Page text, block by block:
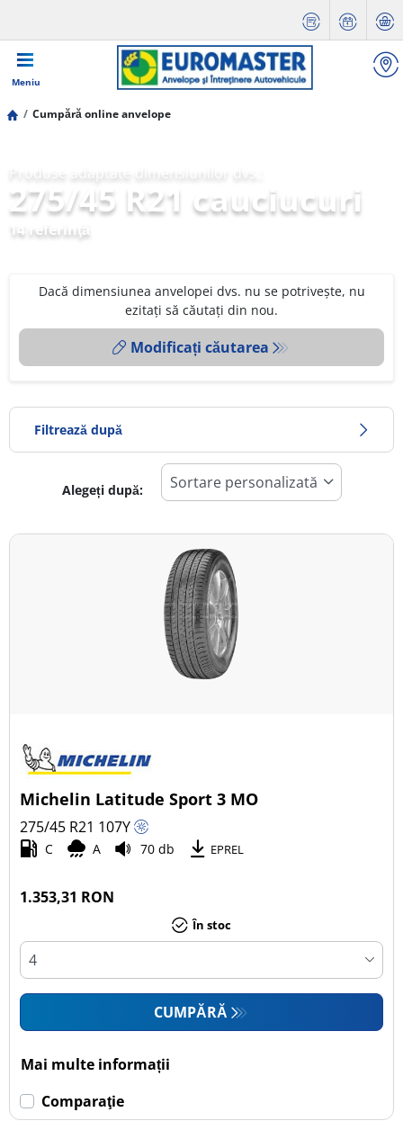
Meniu
Cumpără online anvelope
275/45 R21 cauciucuri
14 referinţă
Dacă dimensiunea anvelopei dvs. nu se potrivește, nu
ezitați să căutați din nou.
Modificați căutarea
Filtrează după
Toate tipurile (14)
Tip autovehicul
Toate tipurile (14)
Autoturism (8)
SUV (6)
Camionetă (0)
Rulotă autopropulsată (0)
Alegeți după:
Michelin Latitude Sport 3 MO
275/45 R21 107Y
C A 70 db EPREL
1.353,31 RON
În stoc
CUMPĂRĂ
Mai multe informații
Comparaţie